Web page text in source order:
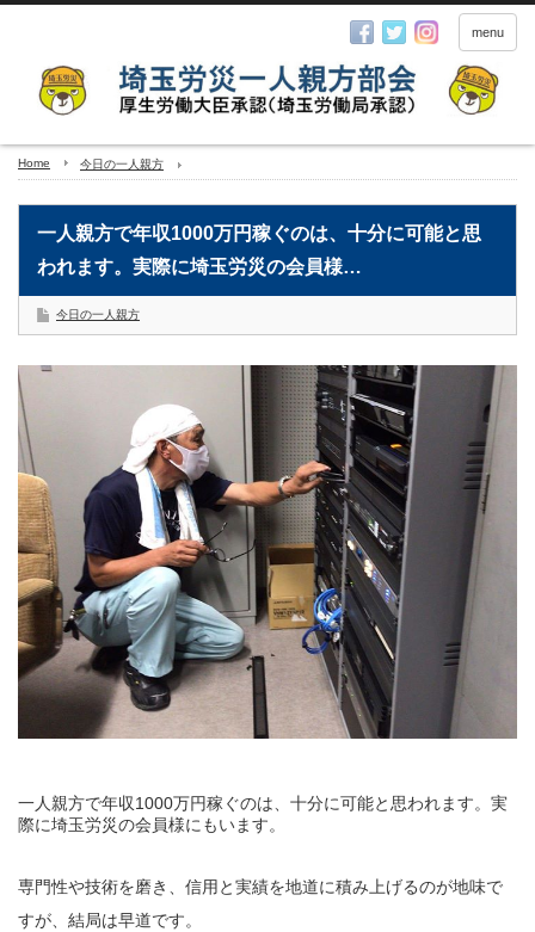
menu
Home 今日の一人親方
一人親方で年収1000万円稼ぐのは、十分に可能と思
われます。実際に埼玉労災の会員様…
今日の一人親方
一人親方で年収1000万円稼ぐのは、十分に可能と思われます。実
際に埼玉労災の会員様にもいます。
専門性や技術を磨き、信用と実績を地道に積み上げるのが地味で
すが、結局は早道です。